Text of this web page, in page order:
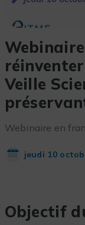
Veille
Webinaire en
jeudi 10
Objectif